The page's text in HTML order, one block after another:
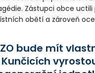
Zástupci obce
obětí a zároveň
bude mít
Kunčicích